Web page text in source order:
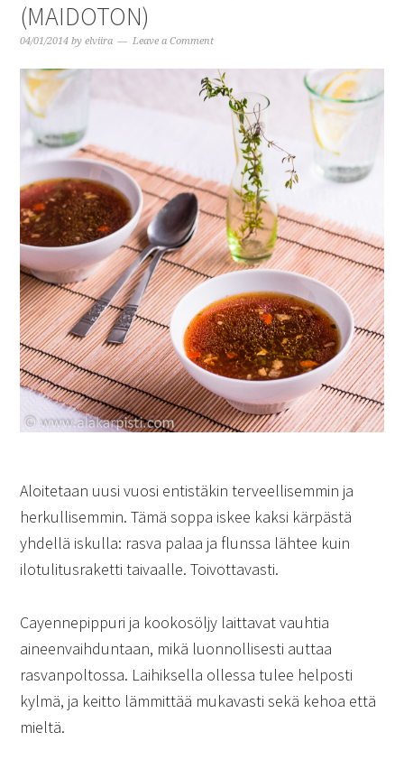
(MAIDOTON)
04/01/2014 byelviira Leave a Comment
Aloitetaan uusi vuosi entistäkin terveellisemmin ja
herkullisemmin. Tämä soppa iskee kaksi kärpästä
yhdellä iskulla: rasva palaa ja flunssa lähtee kuin
ilotulitusraketti taivaalle. Toivottavasti.
Cayennepippuri ja kookosöljy laittavat vauhtia
aineenvaihduntaan, mikä luonnollisesti auttaa
rasvanpoltossa. Laihiksella ollessa tulee helposti
kylmä, ja keitto lämmittää mukavasti sekä kehoa että
mieltä.